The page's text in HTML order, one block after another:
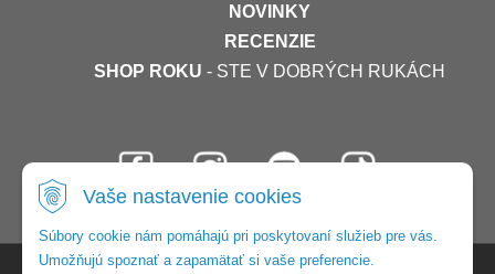
Vaše nastavenie cookies
Súbory cookie nám pomáhajú pri poskytovaní služieb pre vás.
Umožňujú spoznať a zapamätať si vaše preferencie.
NOVINKY
RECENZIE
SHOP ROKU - STE V DOBRÝCH RUKÁCH
© 2026 Foto-video-shop •tvorba eshopu cez UNIobchod